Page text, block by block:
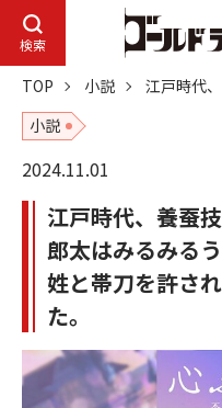
検索
TOP 小説
江戸時代
小説
2024.11.01
江戸時代、養蚕
郎太はみるみる
姓と帯刀を許さ
た。